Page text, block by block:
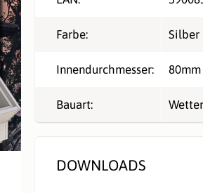
Farbe: Silber
Innendurchmesser: 80mm
Bauart:
DOWNLOADS